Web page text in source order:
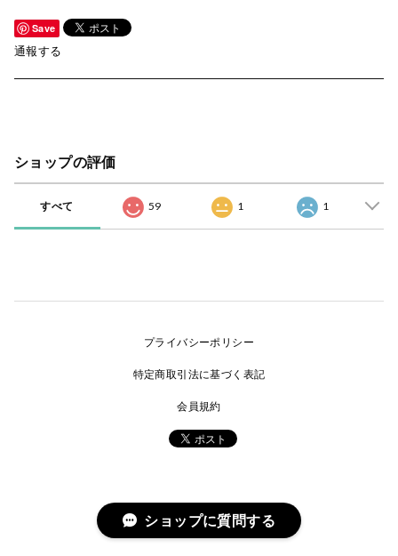
Save
通報する
ショップの評価
すべて 59 1 1
プライバシーポリシー
特定商取引法に基づく表記
会員規約
ショップに質問する